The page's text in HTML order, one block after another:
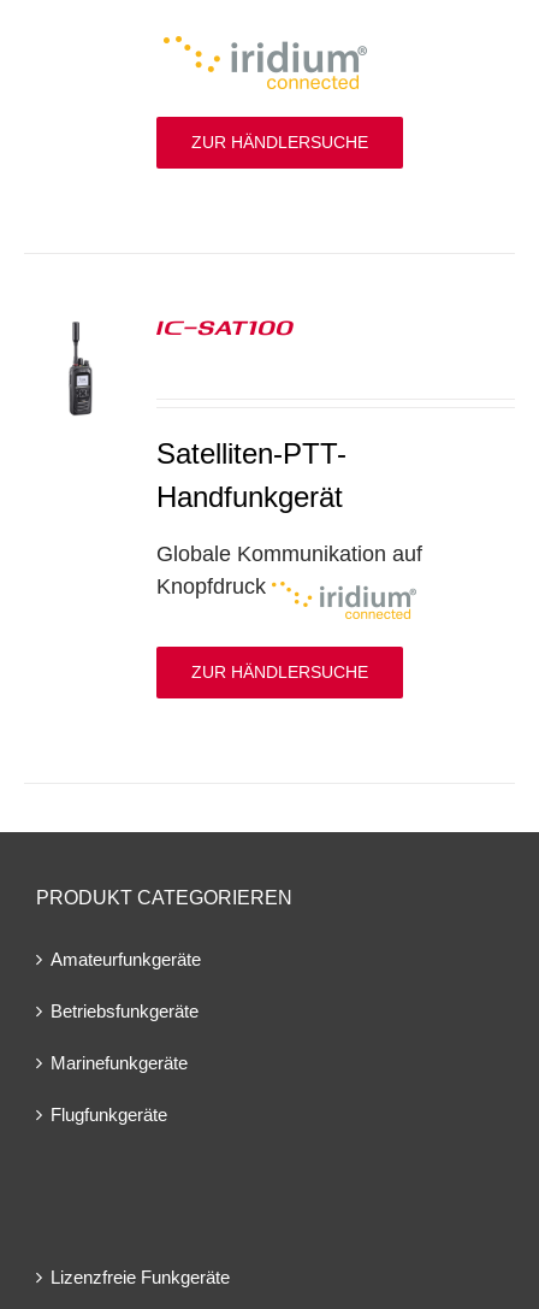
ZUR HÄNDLERSUCHE
IC-SAT100
Satelliten-PTT-
Handfunkgerät
Globale Kommunikation auf
Knopfdruck
ZUR HÄNDLERSUCHE
PRODUKT CATEGORIEREN
Amateurfunkgeräte
Betriebsfunkgeräte
Marinefunkgeräte
Flugfunkgeräte
Lizenzfreie Funkgeräte